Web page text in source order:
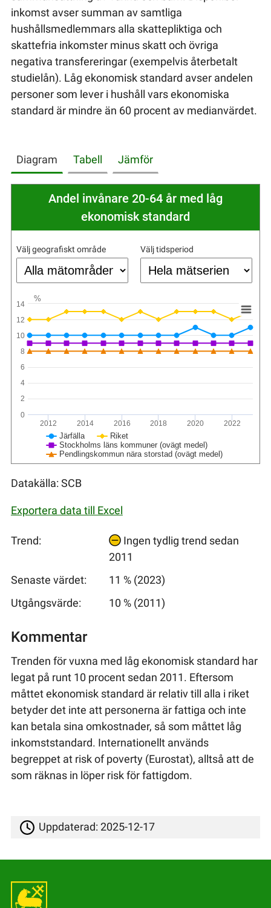
inkomst avser summan av samtliga
hushållsmedlemmars alla skattepliktiga och
skattefria inkomster minus skatt och övriga
negativa transfereringar (exempelvis återbetalt
studielån). Låg ekonomisk standard avser andelen
personer som lever i hushåll vars ekonomiska
standard är mindre än 60 procent av medianvärdet.
Diagram Tabell Jämför
Andel invånare 20-64 år med låg
ekonomisk standard
Välj geografiskt område Välj tidsperiod
%
Järfälla
Riket
Stockholms läns kommuner (ovägt medel)
Pendlingskommun nära storstad (ovägt medel)
2012 2014 2016 2018 2020 2022
0
2
4
6
8
10
12
14
Datakälla: SCB
Exportera data till Excel
Trend:
Ingen tydlig trend sedan
2011
Senaste värdet:
11 % (2023)
Utgångsvärde:
10 % (2011)
Kommentar
Trenden för vuxna med låg ekonomisk standard har
legat på runt 10 procent sedan 2011. Eftersom
måttet ekonomisk standard är relativ till alla i riket
betyder det inte att personerna är fattiga och inte
kan betala sina omkostnader, så som måttet låg
inkomststandard. Internationellt används
begreppet at risk of poverty (Eurostat), alltså att de
som räknas in löper risk för fattigdom.
Uppdaterad:2025-12-17